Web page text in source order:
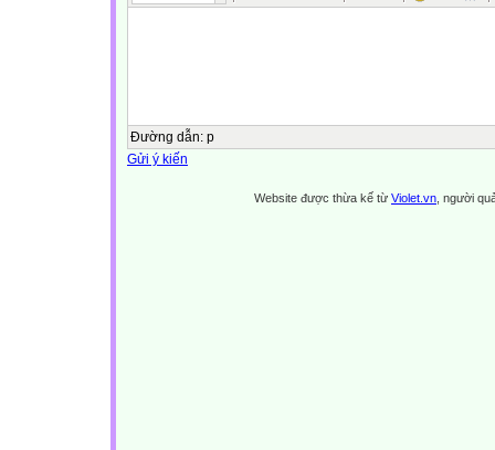
Đường dẫn: p
Gửi ý kiến
Website được thừa kế từ Violet.vn , người